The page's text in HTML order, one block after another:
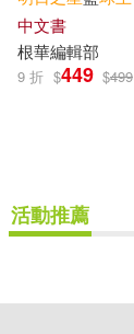
出版社
配送方式
中文書
根華編輯部
9 折 $449 $499
活動推薦